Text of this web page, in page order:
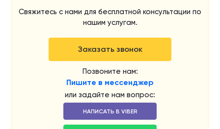
Свяжитесь с нами для бесплатной консультации по
нашим услугам.
Заказать звонок
Позвоните нам:
Пишите в мессенджер
или задайте нам вопрос:
НАПИСАТЬ В VIBER